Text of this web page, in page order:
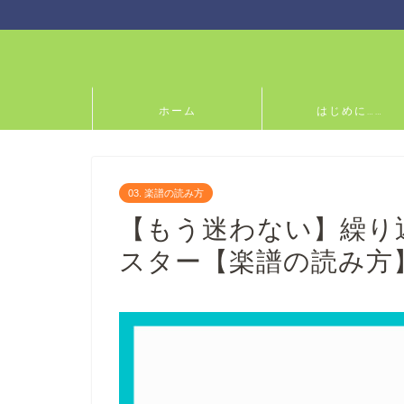
ホーム はじめに……
03. 楽譜の読み方
【もう迷わない】繰
スター【楽譜の読み方